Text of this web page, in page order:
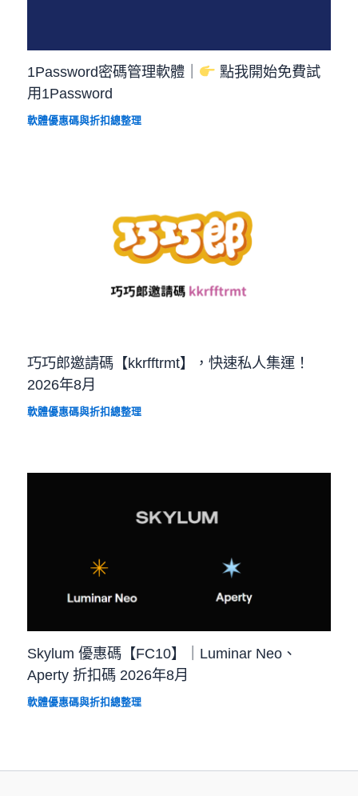
1Password密碼管理軟體｜
點我開始免費試
用1Password
軟體優惠碼與折扣總整理
巧巧郎邀請碼【kkrfftrmt】，快速私人集運！
2026年8月
軟體優惠碼與折扣總整理
Skylum 優惠碼【FC10】｜Luminar Neo、
Aperty 折扣碼 2026年8月
軟體優惠碼與折扣總整理